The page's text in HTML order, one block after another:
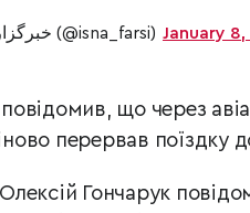
— خبرگزاری ایسنا (@isna_farsi) January
що через
перервав поїздку
Гончарук